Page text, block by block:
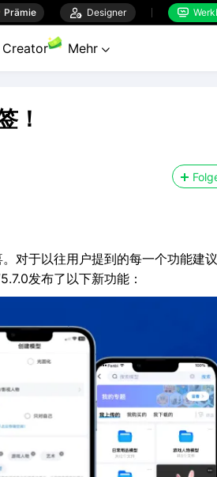
Prämie  Designer 
Creator Mehr 
！
对于以往用户提到的每一个功能建
发布了以下新功能：